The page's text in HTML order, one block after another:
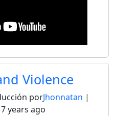
Violence
porJhonnatan |
years ago